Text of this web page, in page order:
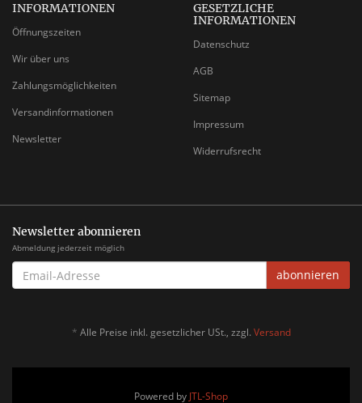
INFORMATIONEN
Öffnungszeiten
Wir über uns
Zahlungsmöglichkeiten
Versandinformationen
Newsletter
GESETZLICHE
INFORMATIONEN
Datenschutz
AGB
Sitemap
Impressum
Widerrufsrecht
Newsletter abonnieren
Abmeldung jederzeit möglich
EMAIL-
ADRESSE
abonnieren
* Alle Preise inkl. gesetzlicher USt., zzgl. Versand
Powered by JTL-Shop